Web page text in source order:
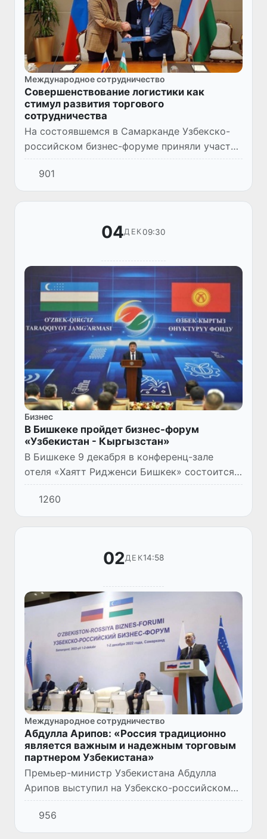
Международное сотрудничество
Совершенствование логистики как
стимул развития торгового
сотрудничества
На состоявшемся в Самарканде Узбекско-
российском бизнес-форуме приняли участие
руководители министерств и ведомств,
регионов, отраслевых объединений и
ассоциаций, а также свыше 500...
901
04ДЕК09:30
Бизнес
В Бишкеке пройдет бизнес-форум
«Узбекистан - Кыргызстан»
В Бишкеке 9 декабря в конференц-зале
отеля «Хаятт Ридженси Бишкек» состоится
бизнес-форум «Узбекистан - Кыргызстан».
1260
02ДЕК14:58
Международное сотрудничество
Абдулла Арипов: «Россия традиционно
является важным и надежным торговым
партнером Узбекистана»
Премьер-министр Узбекистана Абдулла
Арипов выступил на Узбекско-российском
бизнес-форуме в Самарканде. Он
подчеркнул, что Россия является
крупнейшим торговым и инвестиционным
956